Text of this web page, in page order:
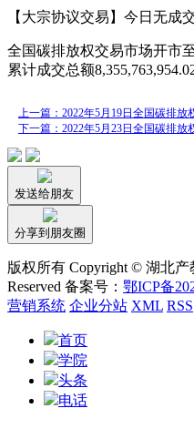
【大宗协议交易】今日无成交
全国碳排放权交易市场开市
累计成交总额
上一篇：2022年5月19日全国碳排放
下一篇：2022年5月23日全国碳排放
发送给朋友
分享到朋友圈
版权所有 Copyright © 湖北
Reserved 备案号： 鄂ICP备
营销系统 企业分站 XML RSS
首页
学院
头条
电话